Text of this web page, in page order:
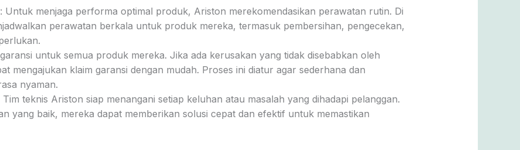
: Untuk menjaga performa optimal produk, Ariston merekomendasikan perawatan rutin. Di
perawatan berkala untuk produk mereka, termasuk pembersihan, pengecekan,
untuk semua produk mereka. Jika ada kerusakan yang tidak disebabkan oleh
mengajukan klaim garansi dengan mudah. Proses ini diatur agar sederhana dan
nyaman.
Tim teknis Ariston siap menangani setiap keluhan atau masalah yang dihadapi pelanggan.
yang baik, mereka dapat memberikan solusi cepat dan efektif untuk memastikan